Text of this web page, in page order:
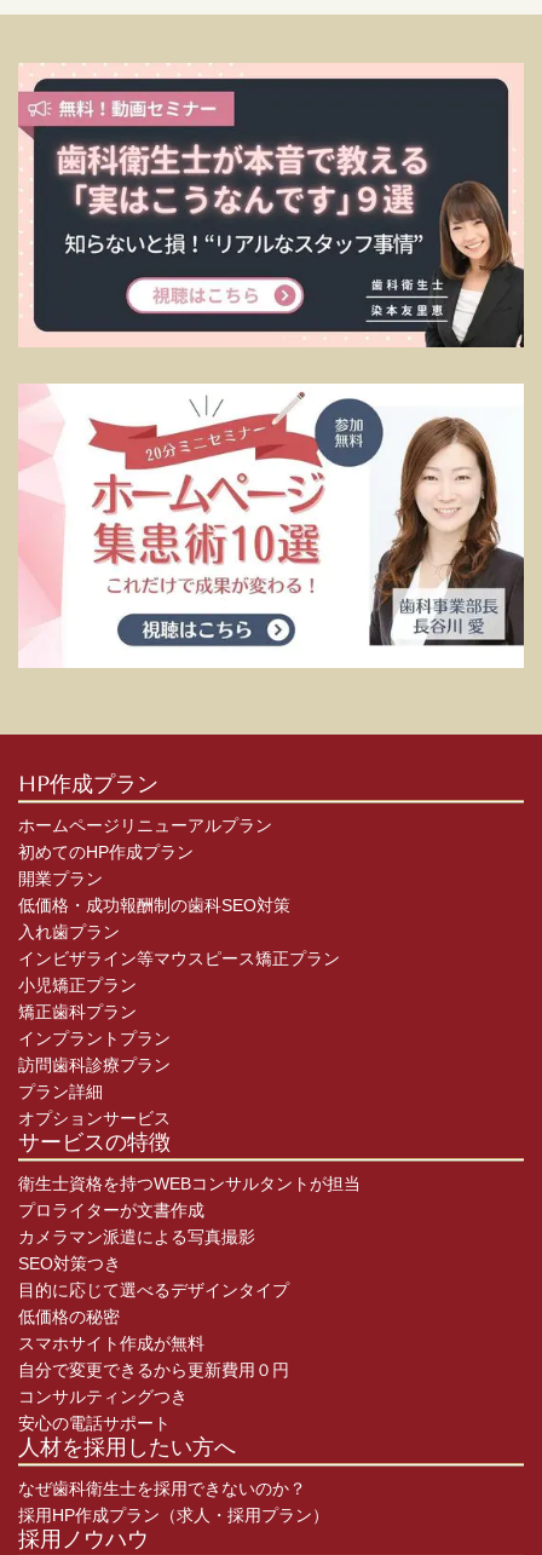
HP作成プラン
ホームページリニューアルプラン
初めてのHP作成プラン
開業プラン
低価格・成功報酬制の歯科SEO対策
入れ歯プラン
インビザライン等マウスピース矯正プラン
小児矯正プラン
矯正歯科プラン
インプラントプラン
訪問歯科診療プラン
プラン詳細
オプションサービス
サービスの特徴
衛生士資格を持つWEBコンサルタントが担当
プロライターが文書作成
カメラマン派遣による写真撮影
SEO対策つき
目的に応じて選べるデザインタイプ
低価格の秘密
スマホサイト作成が無料
自分で変更できるから更新費用０円
コンサルティングつき
安心の電話サポート
人材を採用したい方へ
なぜ歯科衛生士を採用できないのか？
採用HP作成プラン（求人・採用プラン）
採用ノウハウ